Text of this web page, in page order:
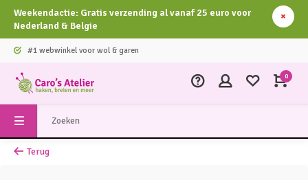
Weekendactie: Gratis verzending al vanaf 25 euro voor
Nederland & Belgie
#1 webwinkel voor wol & garen
0
Terug